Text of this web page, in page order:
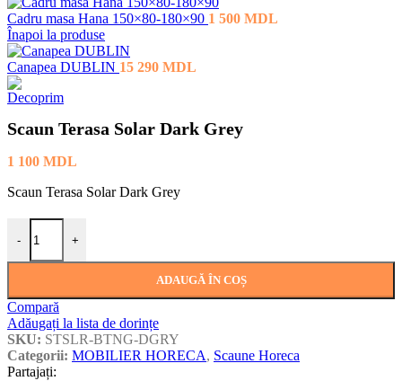
Cadru masa Hana 150×80-180×90 1 500 MDL
Înapoi la produse
Canapea DUBLIN 15 290 MDL
Scaun Terasa Solar Dark Grey
1 100 MDL
Scaun Terasa Solar Dark Grey
-
Cantitate Scaun Terasa Solar Dark Grey
+
ADAUGĂ ÎN COȘ
Compară
Adăugați la lista de dorințe
SKU: STSLR-BTNG-DGRY
Categorii: MOBILIER HORECA, Scaune Horeca
Partajați: